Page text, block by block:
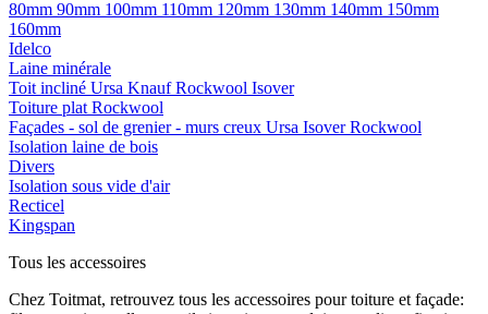
80mm 90mm 100mm 110mm 120mm 130mm 140mm 150mm
160mm
Idelco
Laine minérale
Toit incliné Ursa KnaufRockwool Isover
Toiture plat Rockwool
Façades - sol de grenier - murs creux Ursa IsoverRockwool
Isolation laine de bois
Divers
Isolation sous vide d'air
Recticel
Kingspan
Tous les accessoires
Chez Toitmat, retrouvez tous les accessoires pour toiture et façade: